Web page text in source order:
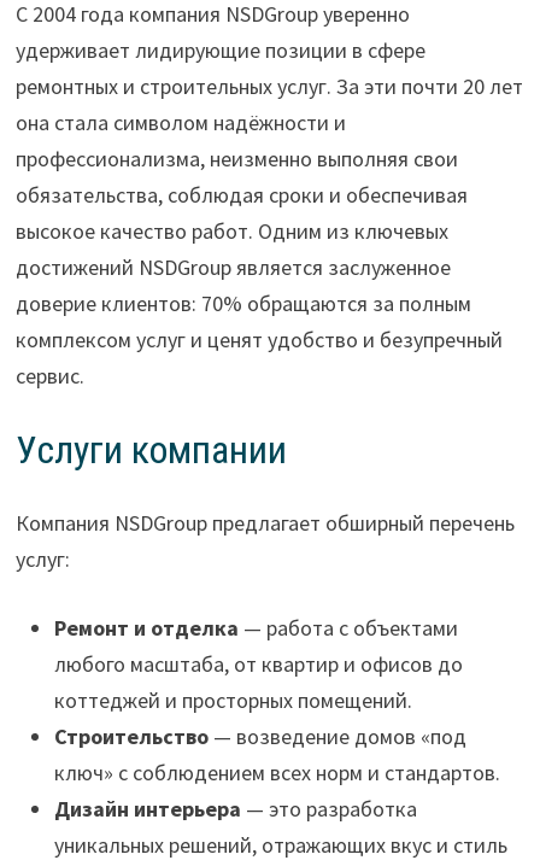
С 2004 года компания NSDGroup уверенно
удерживает лидирующие позиции в сфере
ремонтных и строительных услуг. За эти почти 20 лет
она стала символом надёжности и
профессионализма, неизменно выполняя свои
обязательства, соблюдая сроки и обеспечивая
высокое качество работ. Одним из ключевых
достижений NSDGroup является заслуженное
доверие клиентов: 70% обращаются за полным
комплексом услуг и ценят удобство и безупречный
сервис.
Услуги компании
Компания NSDGroup предлагает обширный перечень
услуг:
Ремонт и отделка — работа с объектами
любого масштаба, от квартир и офисов до
коттеджей и просторных помещений.
Строительство— возведение домов «под
ключ» с соблюдением всех норм и стандартов.
Дизайн интерьера — это разработка
уникальных решений, отражающих вкус и стиль